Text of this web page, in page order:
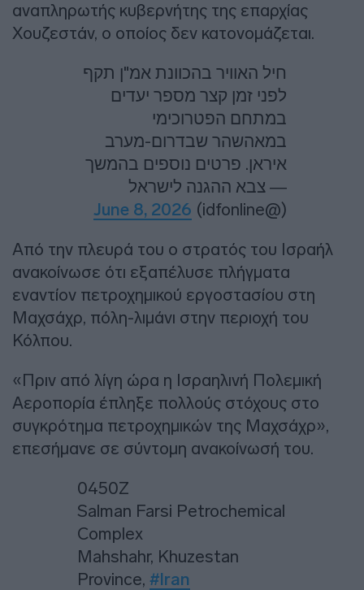
αναπληρωτής κυβερνήτης της επαρχίας
Χουζεστάν, ο οποίος δεν κατονομάζεται.
חיל האוויר בהכוונת אמ"ן תקף
לפני זמן קצר מספר יעדים
במתחם הפטרוכימי
במאהשהר שבדרום-מערב
איראן. פרטים נוספים בהמשך
— צבא ההגנה לישראל
(@idfonline)
June 8, 2026
Από την πλευρά του ο στρατός του Ισραήλ
ανακοίνωσε ότι εξαπέλυσε πλήγματα
εναντίον πετροχημικού εργοστασίου στη
Μαχσάχρ, πόλη-λιμάνι στην περιοχή του
Κόλπου.
«Πριν από λίγη ώρα η Ισραηλινή Πολεμική
Αεροπορία έπληξε πολλούς στόχους στο
συγκρότημα πετροχημικών της Μαχσάχρ»,
επεσήμανε σε σύντομη ανακοίνωσή του.
0450Z
Salman Farsi Petrochemical
Complex
Mahshahr, Khuzestan
Province, #Iran